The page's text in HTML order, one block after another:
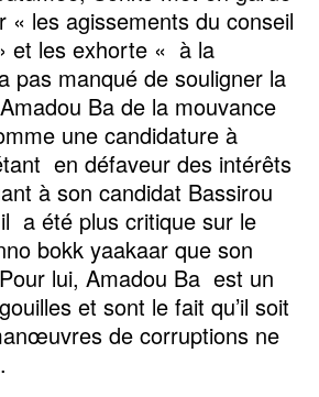
« les agissements du conseil
et les exhorte « à la
pas manqué de souligner la
Ba de la mouvance
une candidature à
en défaveur des intérêts
à son candidat Bassirou
a été plus critique sur le
bokk yaakaar que son
lui, Amadou Ba est un
et sont le fait qu’il soit
de corruptions ne